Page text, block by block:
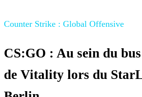
Counter Strike : Global Offensive
CS:GO : Au sein du
de Vitality lors du